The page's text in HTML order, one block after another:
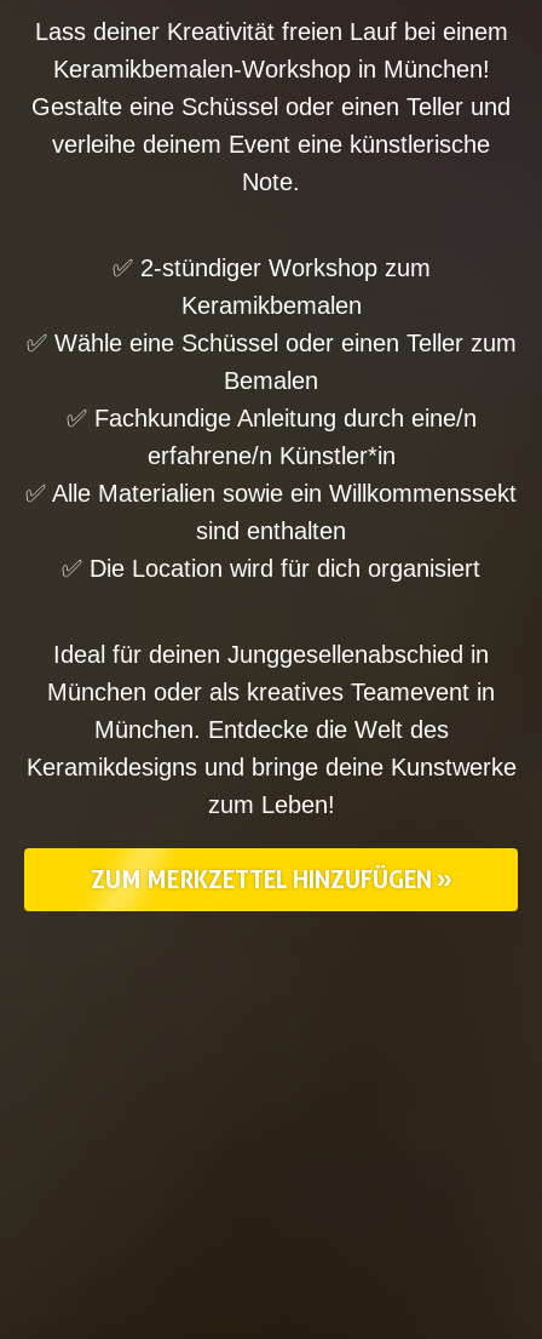
Lass deiner Kreativität freien Lauf bei einem
Keramikbemalen-Workshop in München!
Gestalte eine Schüssel oder einen Teller und
verleihe deinem Event eine künstlerische
Note.
✅ 2-stündiger Workshop zum
Keramikbemalen
✅ Wähle eine Schüssel oder einen Teller zum
Bemalen
✅ Fachkundige Anleitung durch eine/n
erfahrene/n Künstler*in
✅ Alle Materialien sowie ein Willkommenssekt
sind enthalten
✅ Die Location wird für dich organisiert
Ideal für deinen Junggesellenabschied in
München oder als kreatives Teamevent in
München. Entdecke die Welt des
Keramikdesigns und bringe deine Kunstwerke
zum Leben!
ZUM MERKZETTEL HINZUFÜGEN »